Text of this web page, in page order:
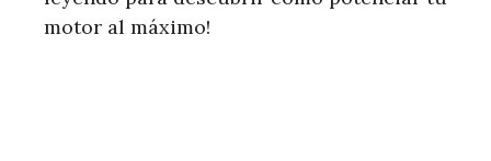
motor al máximo!